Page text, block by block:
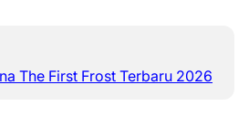
The First Frost Terbaru 2026